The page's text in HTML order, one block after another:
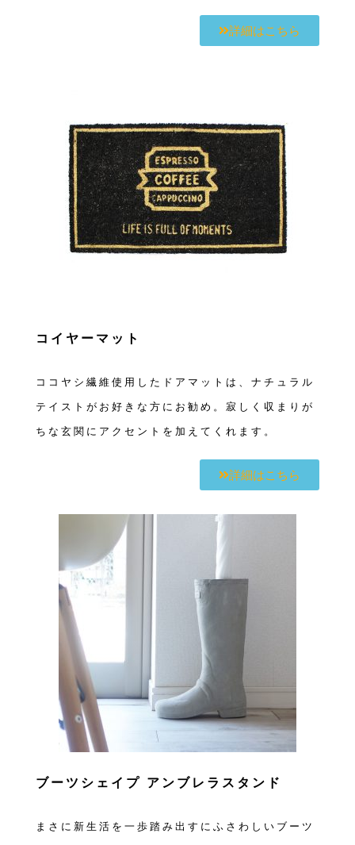
詳細はこちら
コイヤーマット
ココヤシ繊維使用したドアマットは、ナチュラル
テイストがお好きな方にお勧め。寂しく収まりが
ちな玄関にアクセントを加えてくれます。
詳細はこちら
ブーツシェイプ アンブレラスタンド
まさに新生活を一歩踏み出すにふさわしいブーツ